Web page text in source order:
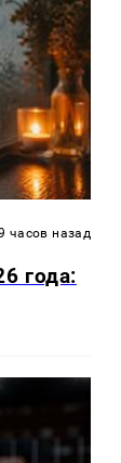
часов назад
года: